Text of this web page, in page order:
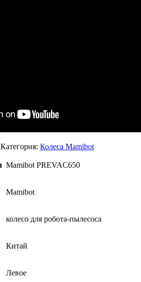
Категория: Колеса Mamibot
Mamibot PREVAC650
Mamibot
колесо для робота-пылесоса
Китай
Левое